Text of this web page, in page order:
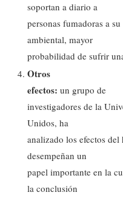
soportan a diario a
personas fumadoras a
ambiental, mayor
probabilidad de sufrir
Otros
efectos: un grupo de
investigadores de la
Unidos, ha
analizado los efectos
desempeñan un
papel importante en la
la conclusión